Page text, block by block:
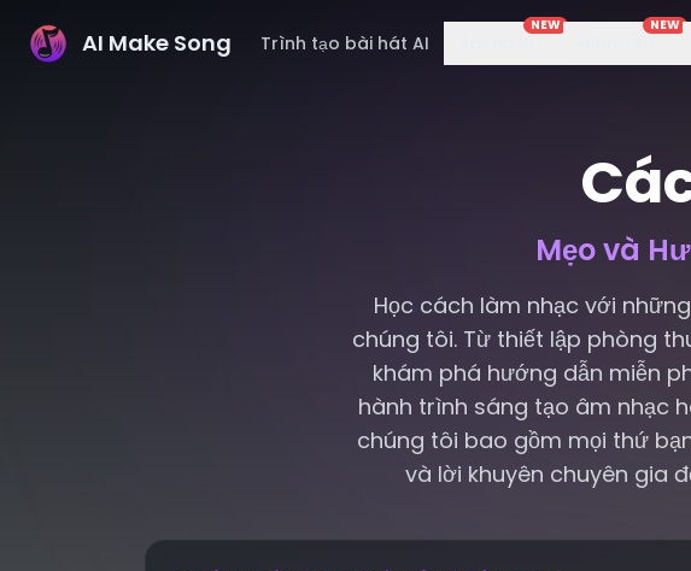
AI Make Song Trình tạo bài hát AI
NEW NEW
Mẹo và
Học cách làm nhạc với
chúng tôi. Từ thiết lập phòng
khám phá hướng dẫn miễn
hành trình sáng tạo âm nhạc
chúng tôi bao gồm mọi thứ
và lời khuyên chuyên gia